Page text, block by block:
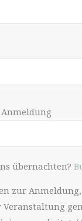
übernachten?
zur